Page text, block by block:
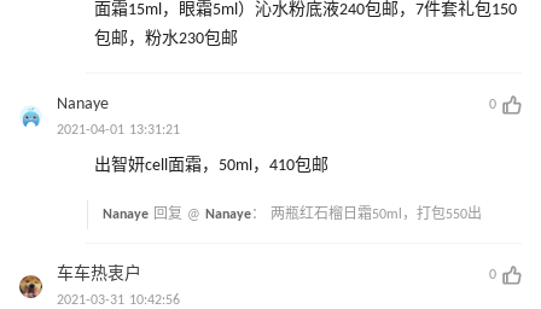
面霜15ml，眼霜5ml）沁水粉底液240包邮，7件套礼包150
包邮，粉水230包邮
Nanaye
0
2021-04-01 13:31:21
出智妍cell面霜，50ml，410包邮
Nanaye 回复 @ Nanaye： 两瓶红石榴日霜50ml，打包550出
车车热衷户
0
2021-03-31 10:42:56